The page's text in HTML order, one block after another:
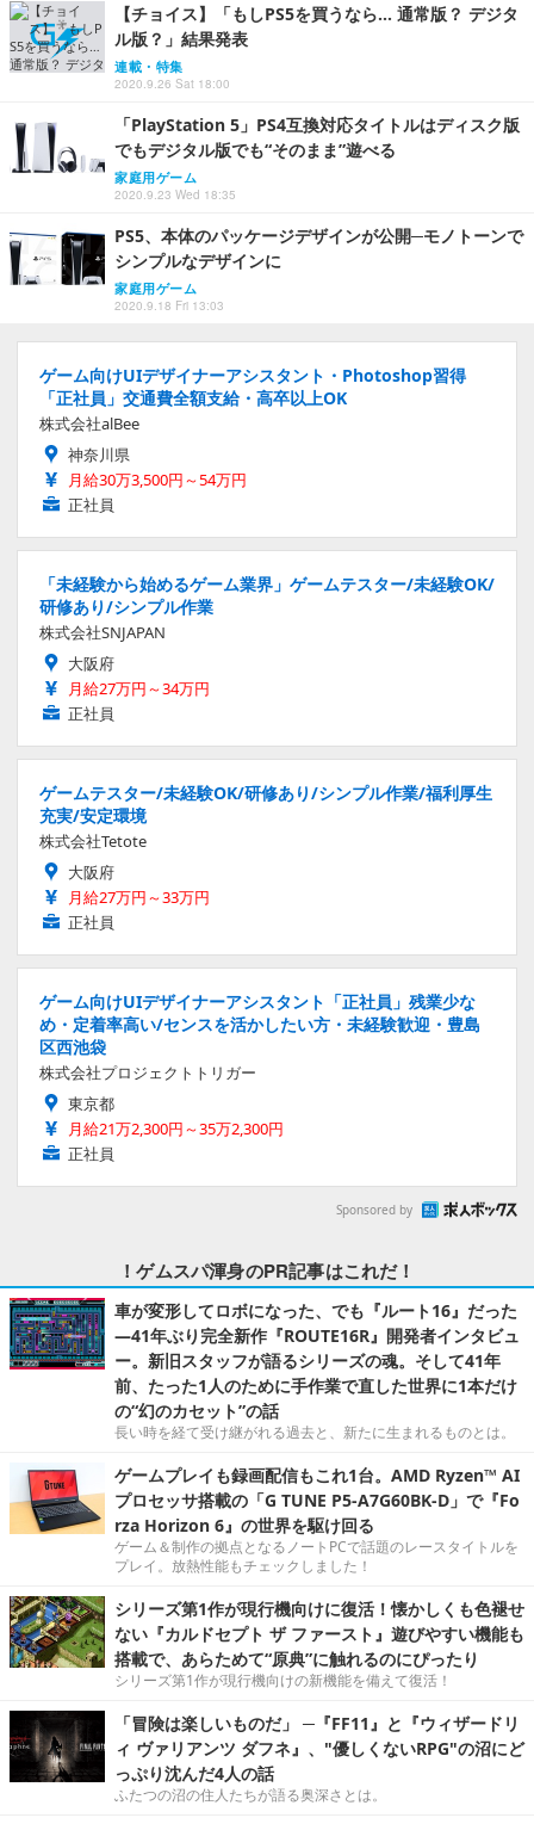
【チョイス】「もしPS5を買うなら… 通常版？ デジタ
ル版？」結果発表
連載・特集
2020.9.26 Sat 18:00
「PlayStation 5」PS4互換対応タイトルはディスク版
でもデジタル版でも“そのまま”遊べる
家庭用ゲーム
2020.9.23 Wed 18:35
PS5、本体のパッケージデザインが公開─モノトーンで
シンプルなデザインに
家庭用ゲーム
2020.9.18 Fri 13:03
ゲーム向けUIデザイナーアシスタント・Photoshop習得
「正社員」交通費全額支給・高卒以上OK
株式会社alBee
神奈川県
月給30万3,500円～54万円
正社員
「未経験から始めるゲーム業界」ゲームテスター/未経験OK/
研修あり/シンプル作業
株式会社SNJAPAN
大阪府
月給27万円～34万円
正社員
ゲームテスター/未経験OK/研修あり/シンプル作業/福利厚生
充実/安定環境
株式会社Tetote
大阪府
月給27万円～33万円
正社員
ゲーム向けUIデザイナーアシスタント「正社員」残業少な
め・定着率高い/センスを活かしたい方・未経験歓迎・豊島
区西池袋
株式会社プロジェクトトリガー
東京都
月給21万2,300円～35万2,300円
正社員
Sponsored by
！ゲムスパ渾身のPR記事はこれだ！
車が変形してロボになった、でも『ルート16』だった
―41年ぶり完全新作『ROUTE16R』開発者インタビュ
ー。新旧スタッフが語るシリーズの魂。そして41年
前、たった1人のために手作業で直した世界に1本だけ
の“幻のカセット”の話
長い時を経て受け継がれる過去と、新たに生まれるものとは。
ゲームプレイも録画配信もこれ1台。AMD Ryzen™ AI
プロセッサ搭載の「G TUNE P5-A7G60BK-D」で『Fo
rza Horizon 6』の世界を駆け回る
ゲーム＆制作の拠点となるノートPCで話題のレースタイトルを
プレイ。放熱性能もチェックしました！
シリーズ第1作が現行機向けに復活！懐かしくも色褪せ
ない『カルドセプト ザ ファースト』遊びやすい機能も
搭載で、あらためて“原典”に触れるのにぴったり
シリーズ第1作が現行機向けの新機能を備えて復活！
「冒険は楽しいものだ」 ─『FF11』と『ウィザードリ
ィ ヴァリアンツ ダフネ』、"優しくないRPG"の沼にど
っぷり沈んだ4人の話
ふたつの沼の住人たちが語る奥深さとは。